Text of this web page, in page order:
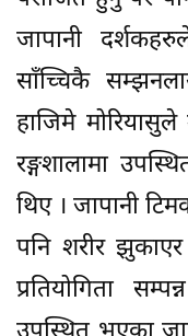
जापानी
साँच्चिकै
हाजिमे
रङ्गशालामा
थिए । जापानी
पनि शरीर
प्रतियोगिता